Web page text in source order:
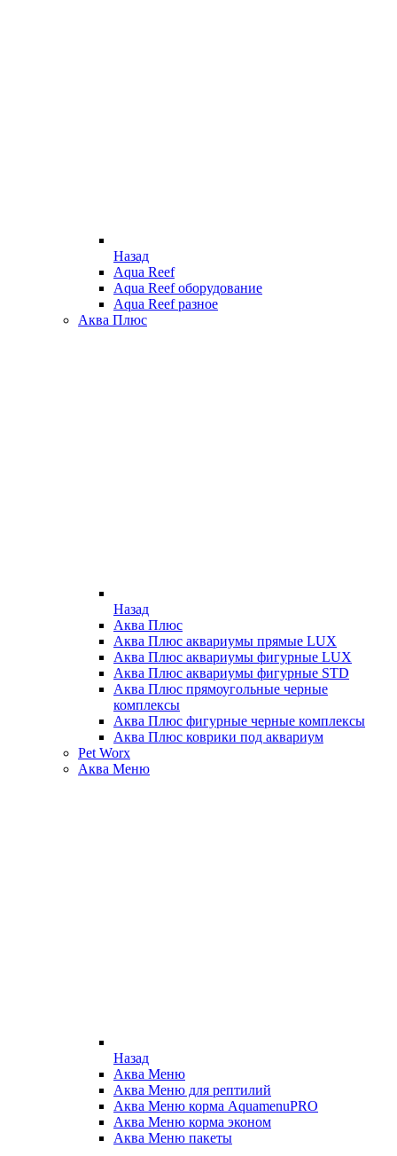
Назад
Aqua Reef
Aqua Reef оборудование
Aqua Reef разное
Аква Плюс
Назад
Аква Плюс
Аква Плюс аквариумы прямые LUX
Аква Плюс аквариумы фигурные LUX
Аква Плюс аквариумы фигурные STD
Аква Плюс прямоугольные черные
комплексы
Аква Плюс фигурные черные комплексы
Аква Плюс коврики под аквариум
Pet Worx
Аква Меню
Назад
Аква Меню
Аква Меню для рептилий
Аква Меню корма AquamenuPRO
Аква Меню корма эконом
Аква Меню пакеты